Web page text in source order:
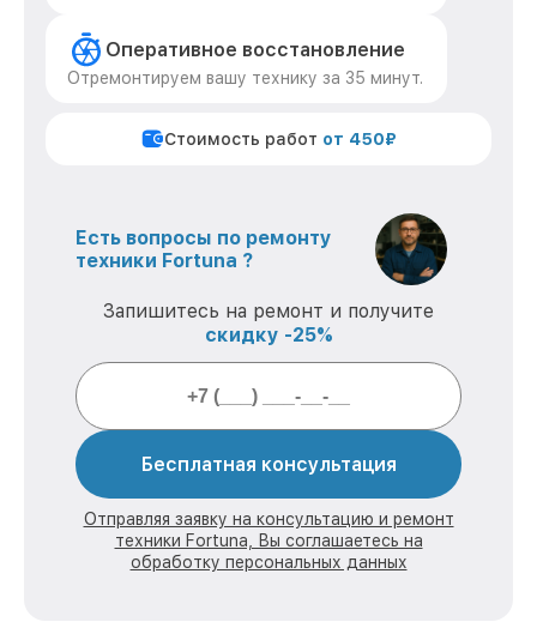
Оперативное восстановление
Отремонтируем вашу технику за 35 минут.
Стоимость работ от 450₽
Есть вопросы по ремонту
техники Fortuna ?
Запишитесь на ремонт и получите
скидку -25%
Бесплатная консультация
Отправляя заявку на консультацию и ремонт
техники Fortuna, Вы соглашаетесь на
обработку персональных данных